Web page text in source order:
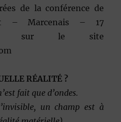
de la conférence de
– Marcenais – 17
sur le site
RÉALITÉ ?
fait que d’ondes.
un champ est à